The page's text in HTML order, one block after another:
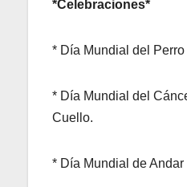
*Celebraciones*
* Día Mundial del
* Día Mundial del
Cuello.
* Día Mundial de Andar